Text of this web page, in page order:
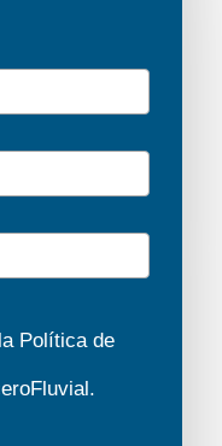
Política de